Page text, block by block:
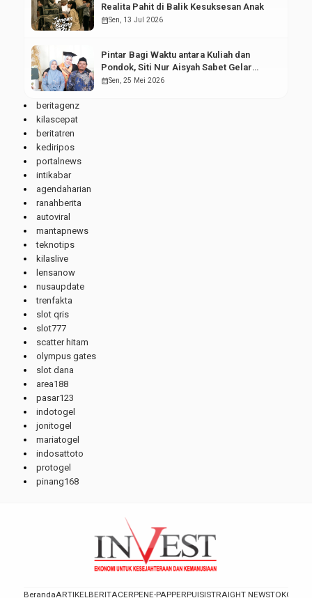
Realita Pahit di Balik Kesuksesan Anak
calendar_monthSen, 13 Jul 2026
Pintar Bagi Waktu antara Kuliah dan
Pondok, Siti Nur Aisyah Sabet Gelar
Wisudawan Terbaik
calendar_monthSen, 25 Mei 2026
beritagenz
kilascepat
beritatren
kediripos
portalnews
intikabar
agendaharian
ranahberita
autoviral
mantapnews
teknotips
kilaslive
lensanow
nusaupdate
trenfakta
slot qris
slot777
scatter hitam
olympus gates
slot dana
area188
pasar123
indotogel
jonitogel
mariatogel
indosattoto
protogel
pinang168
BerandaARTIKELBERITACERPENE-PAPPERPUISISTRAIGHT NEWSTOKOH